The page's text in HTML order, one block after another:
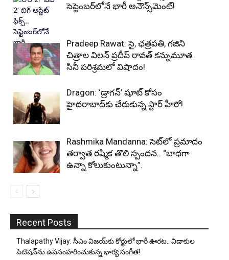
సెప్టెంబర్‌లోనే భారీ అనౌన్స్‌మెంట్!
Pradeep Rawat: సై, ఛత్రపతి, గజిని
చిత్రాల విలన్ ప్రదీప్ రావత్ కన్నుమూత..
సినీ పరిశ్రమలో విషాదం!
Dragon: ‘డ్రాగన్’ షూట్ కోసం
హైదరాబాద్‌కు చేరుకున్న స్టార్ హీరో!
Rashmika Mandanna: సెట్‌లో ప్రమాదం
తర్వాత రష్మిక తొలి స్పందన.. “బాధగా
ఉన్నా కోలుకుంటున్నా”.
Recent Posts
Thalapathy Vijay: సీఎం విజయ్‌కు కోర్టులో భారీ ఊరట.. విడాకుల
పిటిషన్‌ను ఉపసంహరించుకున్న భార్య సంగీత!